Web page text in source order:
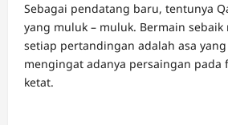
Sebagai pendatang baru, tentunya
yang muluk – muluk. Bermain
setiap pertandingan adalah asa
mengingat adanya persaingan pada
ketat.